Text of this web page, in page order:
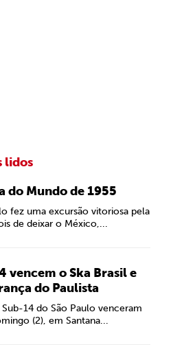
lidos
do Mundo de 1955
fez uma excursão vitoriosa pela
de deixar o México,...
vencem o Ska Brasil e
do Paulista
14 do São Paulo venceram
(2), em Santana...